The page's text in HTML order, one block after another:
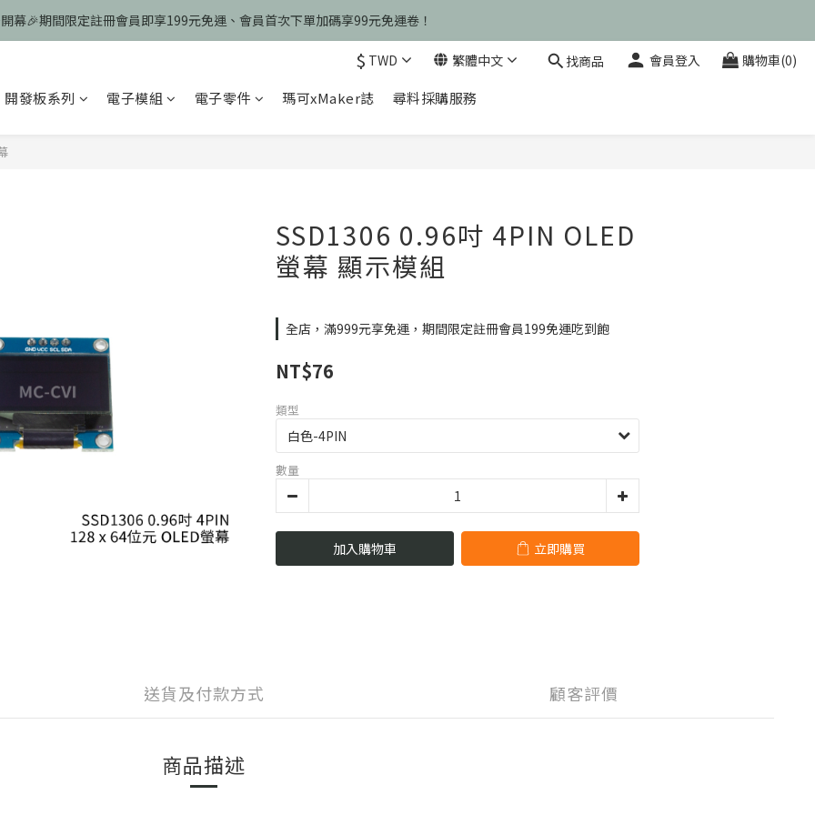
幕🎉期間限定註冊會員即享199元免運、會員首次下單加碼享99元免運卷！
幕🎉期間限定註冊會員即享199元免運、會員首次下單加碼享99元免運卷！
歡迎光臨瑪可希維，本站商品皆為台灣現貨、含稅可打統編
幕🎉期間限定註冊會員即享199元免運、會員首次下單加碼享99元免運卷！
$ TWD 繁體中文 找商品 會員登入 購物車(0)
開發板系列 電子模組 電子零件 瑪可xMaker誌 尋料採購服務
SSD1306 0.96吋 4PIN OLED
螢幕 顯示模組
全店，滿999元享免運，期間限定註冊會員199免運吃到飽
NT$76
類型
數量
加入購物車 立即購買
送貨及付款方式 顧客評價
商品描述